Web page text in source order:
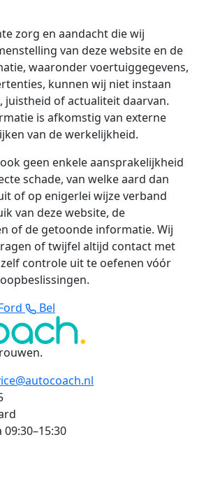
zorg en aandacht die wij
van deze website en de
waaronder voertuiggegevens,
kunnen wij niet instaan
juistheid of actualiteit daarvan.
is afkomstig van externe
van de werkelijkheid.
geen enkele aansprakelijkheid
schade, van welke aard dan
of op enigerlei wijze verband
van deze website, de
of de getoonde informatie. Wij
of twijfel altijd contact met
controle uit te oefenen vóór
Bel
.
09:30–15:30